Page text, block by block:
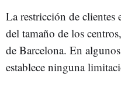
La restricción de clientes
del tamaño de los
de Barcelona. En
establece ninguna